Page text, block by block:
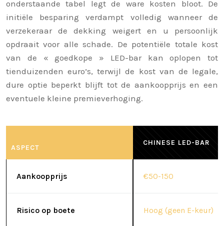
onderstaande tabel legt de ware kosten bloot. De
initiële besparing verdampt volledig wanneer de
verzekeraar de dekking weigert en u persoonlijk
opdraait voor alle schade. De potentiële totale kost
van de « goedkope » LED-bar kan oplopen tot
tienduizenden euro’s, terwijl de kost van de legale,
dure optie beperkt blijft tot de aankoopprijs en een
eventuele kleine premieverhoging.
ASPECT
CHINESE LED-BAR
Aankoopprijs €50-150
Risico op boete Hoog (geen E-keur)